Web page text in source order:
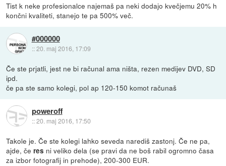
Tist k neke profesionalce najemaš pa neki dodajo kvečjemu 20% h
končni kvaliteti, stanejo te pa 500% več.
#000000
::20. maj 2016, 17:09
Če ste prjatli, jest ne bi računal ama ništa, rezen medijev DVD, SD
ipd.
če pa ste samo kolegi, pol ap 120-150 komot računaš
poweroff
::20. maj 2016, 17:50
Takole je. Če ste kolegi lahko seveda narediš zastonj. Če ne pa,
ajde, čeres ni veliko dela (se pravi da ne boš rabil ogromno časa
za izbor fotografij in prehode), 200-300 EUR.